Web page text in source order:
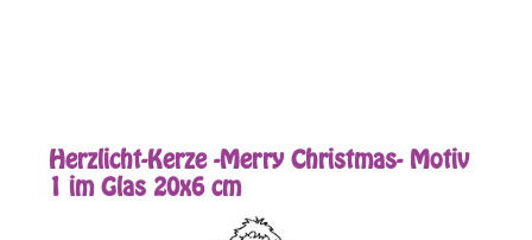
Herzlicht-Kerze -Merry Christmas- Motiv
1 im Glas 20x6 cm